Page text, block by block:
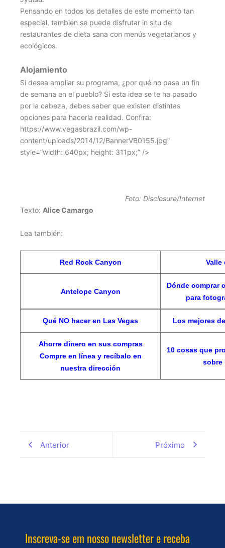
Pensando en todos los detalles de este momento tan
especial, también se puede disfrutar in situ de
restaurantes de dieta sana con menús vegetarianos y
ecológicos.
Alojamiento
Si desea ampliar su programa, ¿por qué no pasa un fin
de semana en el pueblo? Si esta idea se te ha pasado
por la cabeza, debes saber que existen distintas
opciones para hacerla realidad. Confira:
https://www.vegasbrazil.com/wp-
content/uploads/2014/12/BannerVB0155.jpg”
style=”width: 640px; height: 311px;” />
Foto: Disclosure/Internet
Texto: Alice Camargo
Lea también:
Red Rock Canyon Valle
Antelope Canyon
Dónde comprar
para
Qué NO hacer en Las Vegas Los mejores
Ahorre dinero en sus compras
Compre en línea y recíbalo en
nuestra dirección
10 cosas que
sobre
Anterior Próximo
Inscreva-se em nosso newsletter e receba